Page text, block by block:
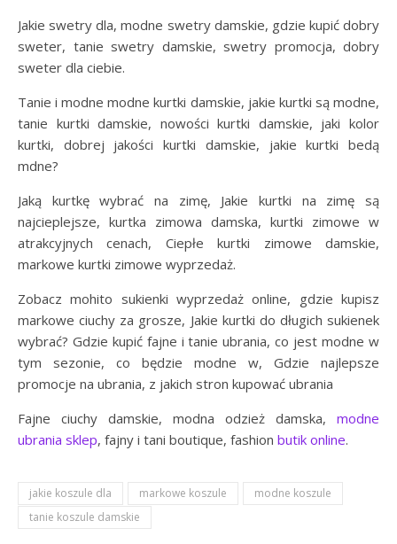
Jakie swetry dla, modne swetry damskie, gdzie kupić dobry
sweter, tanie swetry damskie, swetry promocja, dobry
sweter dla ciebie.
Tanie i modne modne kurtki damskie, jakie kurtki są modne,
tanie kurtki damskie, nowości kurtki damskie, jaki kolor
kurtki, dobrej jakości kurtki damskie, jakie kurtki bedą
mdne?
Jaką kurtkę wybrać na zimę, Jakie kurtki na zimę są
najcieplejsze, kurtka zimowa damska, kurtki zimowe w
atrakcyjnych cenach, Ciepłe kurtki zimowe damskie,
markowe kurtki zimowe wyprzedaż.
Zobacz mohito sukienki wyprzedaż online, gdzie kupisz
markowe ciuchy za grosze, Jakie kurtki do długich sukienek
wybrać? Gdzie kupić fajne i tanie ubrania, co jest modne w
tym sezonie, co będzie modne w, Gdzie najlepsze
promocje na ubrania, z jakich stron kupować ubrania
Fajne ciuchy damskie, modna odzież damska, modne
ubrania sklep, fajny i tani boutique, fashion butik online.
jakie koszule dla markowe koszule
modne koszule
tanie koszule damskie